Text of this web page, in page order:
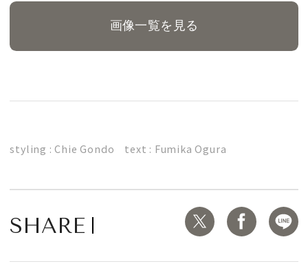
画像一覧を見る
styling : Chie Gondo text : Fumika Ogura
SHARE